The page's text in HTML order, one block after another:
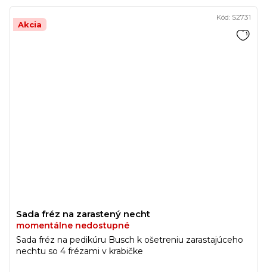
Akcia
Sada fréz na zarastený necht
momentálne nedostupné
Sada fréz na pedikúru Busch k ošetreniu zarastajúceho
nechtu so 4 frézami v krabičke
Kód: S2731